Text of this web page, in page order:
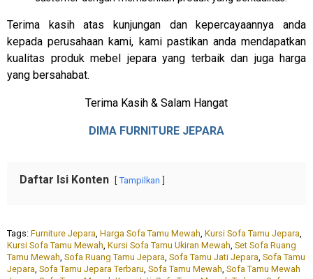
Terima kasih atas kunjungan dan kepercayaannya anda
kepada perusahaan kami, kami pastikan anda mendapatkan
kualitas produk mebel jepara yang terbaik dan juga harga
yang bersahabat.
Terima Kasih & Salam Hangat
DIMA FURNITURE JEPARA
Daftar Isi Konten Tampilkan
Tags: Furniture Jepara, Harga Sofa Tamu Mewah, Kursi Sofa Tamu Jepara,
Kursi Sofa Tamu Mewah, Kursi Sofa Tamu Ukiran Mewah, Set Sofa Ruang
Tamu Mewah, Sofa Ruang Tamu Jepara, Sofa Tamu Jati Jepara, Sofa Tamu
Jepara, Sofa Tamu Jepara Terbaru, Sofa Tamu Mewah, Sofa Tamu Mewah